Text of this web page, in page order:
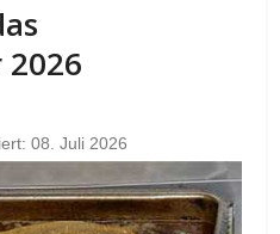
08. Juli 2026